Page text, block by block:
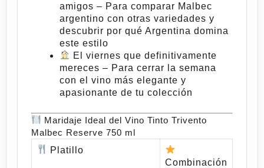
amigos – Para comparar Malbec
argentino con otras variedades y
descubrir por qué Argentina domina
este estilo
El viernes que definitivamente
mereces – Para cerrar la semana
con el vino más elegante y
apasionante de tu colección
Maridaje Ideal del Vino Tinto Trivento
Malbec Reserve 750 ml
Platillo
Combinación